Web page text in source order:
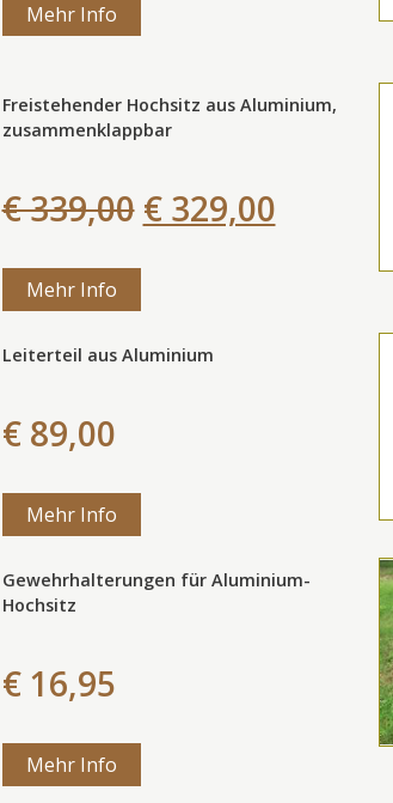
Mehr Info
Freistehender Hochsitz aus Aluminium,
zusammenklappbar
€ 339,00 € 329,00
Mehr Info
Leiterteil aus Aluminium
€ 89,00
Mehr Info
Gewehrhalterungen für Aluminium-
Hochsitz
€ 16,95
Mehr Info